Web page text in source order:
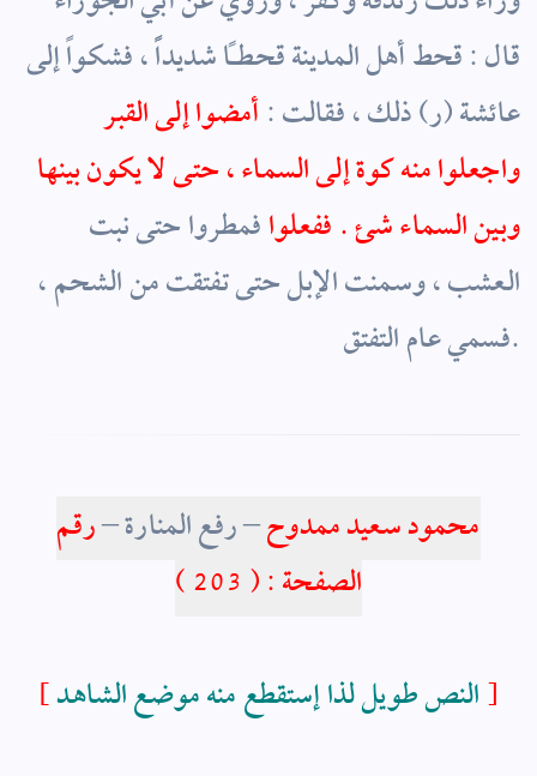
قال : قحط أهل المدينة قحطاً شديداًً ، فشكواً إلى
عائشة (ر) ذلك ، فقالت :أمضوا إلى القبر
واجعلوا منه كوة إلى السماء ، حتى لا يكون بينها
وبين السماء شئ . ففعلوافمطروا حتى نبت
العشب ، وسمنت الإبل حتى تفتقت من الشحم ،
فسمي عام التفتق.
محمود سعيد ممدوح– رفع المنارة –رقم
الصفحة : ( 203 )
[
]